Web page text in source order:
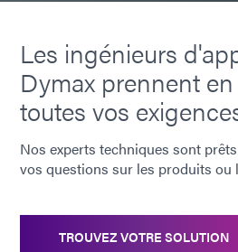
Les ingénieurs
Dymax prennent
toutes vos
Nos experts techniques sont
vos questions sur les produits ou
TROUVEZ VOTRE SOLUTION